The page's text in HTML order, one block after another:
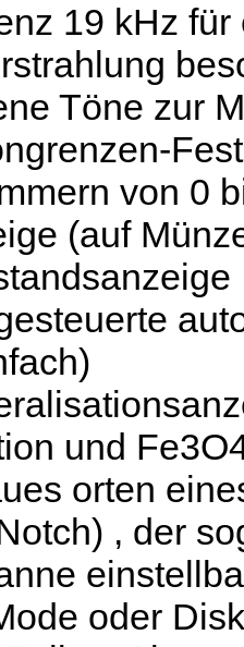
19 kHz
Töne zur
von 0
(auf
und
orten
, der
oder